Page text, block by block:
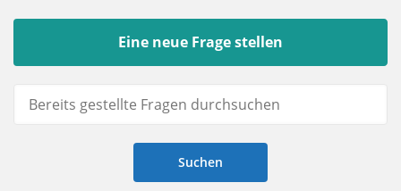
Eine neue Frage stellen